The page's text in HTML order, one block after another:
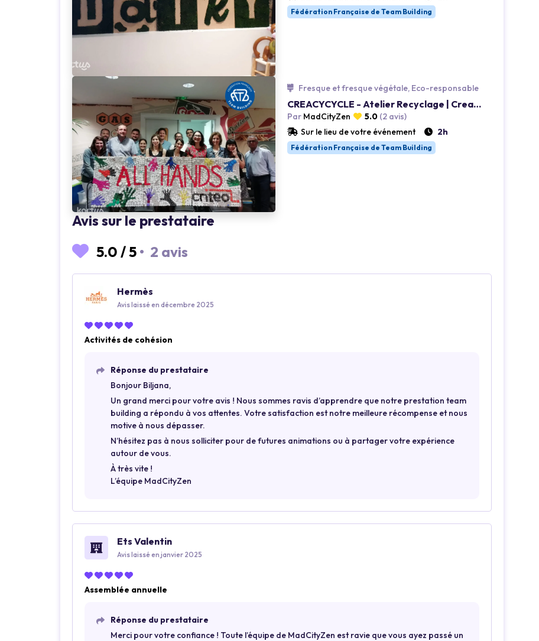
Fédération Française de Team Building
Loading... Loading...
Fresque et fresque végétale, Eco-responsable
CREACYCYCLE - Atelier Recyclage | Creacycle
Par MadCityZen 5.0 (2 avis)
Sur le lieu de votre événement
2h
Fédération Française de Team Building
Avis sur le prestataire
5.0 /5 • 2 avis
Hermès
Avis laissé en décembre 2025
Activités de cohésion
Réponse du prestataire
Bonjour Biljana,
Un grand merci pour votre avis ! Nous sommes ravis d’apprendre que notre prestation team
building a répondu à vos attentes. Votre satisfaction est notre meilleure récompense et nous
motive à nous dépasser.
N’hésitez pas à nous solliciter pour de futures animations ou à partager votre expérience
autour de vous.
À très vite !
L’équipe MadCityZen
Ets Valentin
Avis laissé en janvier 2025
Assemblée annuelle
Réponse du prestataire
Merci pour votre confiance ! Toute l’équipe de MadCityZen est ravie que vous ayez passé un